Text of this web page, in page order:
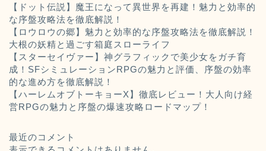
【ドット伝説】魔王になって異世界を再建！魅力と効率的
な序盤攻略法を徹底解説！
【ロウロウの郷】魅力と効率的な序盤攻略法を徹底解説！
大根の妖精と過ごす箱庭スローライフ
【スターセイヴァー】神グラフィックで美少女をガチ育
成！SFシミュレーションRPGの魅力と評価、序盤の効率
的な進め方を徹底解説！
【ハーレムオブトーキョーX】徹底レビュー！大人向け経
営RPGの魅力と序盤の爆速攻略ロードマップ！
最近のコメント